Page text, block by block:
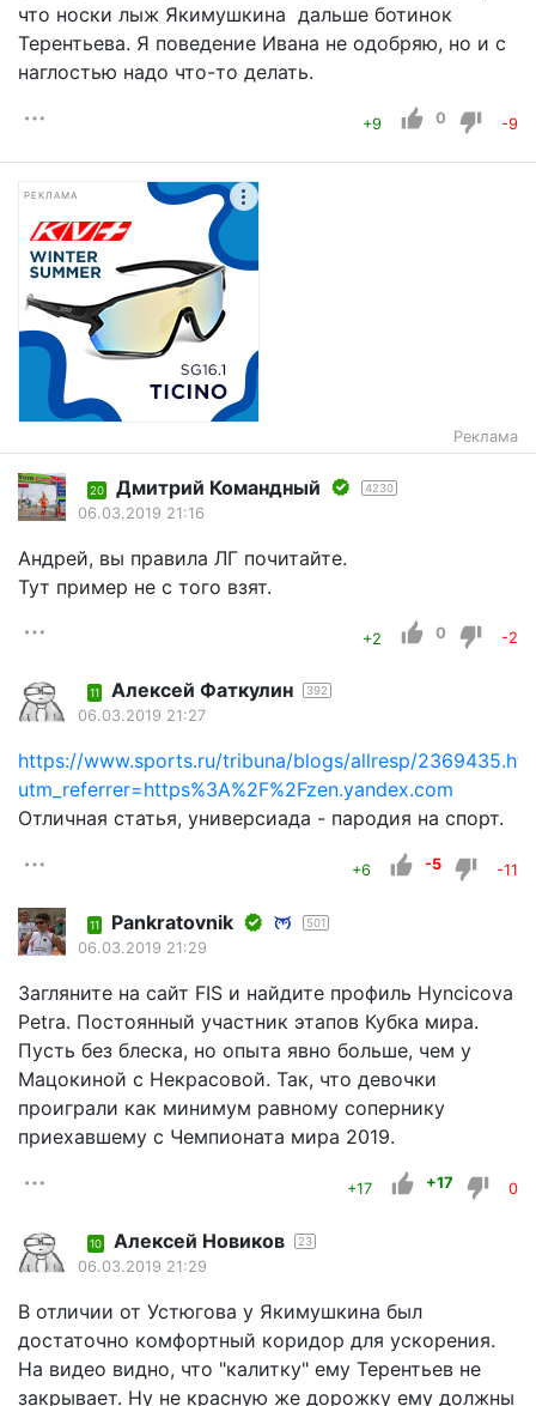
что носки лыж Якимушкина дальше ботинок
Терентьева. Я поведение Ивана не одобряю, но и с
наглостью надо что-то делать.
+9 0 -9
РЕКЛАМА
Реклама
20 Дмитрий Командный 4230
06.03.2019 21:16
Андрей, вы правила ЛГ почитайте.
Тут пример не с того взят.
+2 0 -2
11 Алексей Фаткулин 392
06.03.2019 21:27
https://www.sports.ru/tribuna/blogs/allresp/
utm_referrer=https%3A%2F%2Fzen.yandex.com
Отличная статья, универсиада - пародия на спорт.
+6 -5 -11
11 Pankratovnik 501
06.03.2019 21:29
Загляните на сайт FIS и найдите профиль Hyncicova
Petra. Постоянный участник этапов Кубка мира.
Пусть без блеска, но опыта явно больше, чем у
Мацокиной с Некрасовой. Так, что девочки
проиграли как минимум равному сопернику
приехавшему с Чемпионата мира 2019.
+17 +17 0
10 Алексей Новиков 23
06.03.2019 21:29
В отличии от Устюгова у Якимушкина был
достаточно комфортный коридор для ускорения.
На видео видно, что "калитку" ему Терентьев не
закрывает. Ну не красную же дорожку ему должны